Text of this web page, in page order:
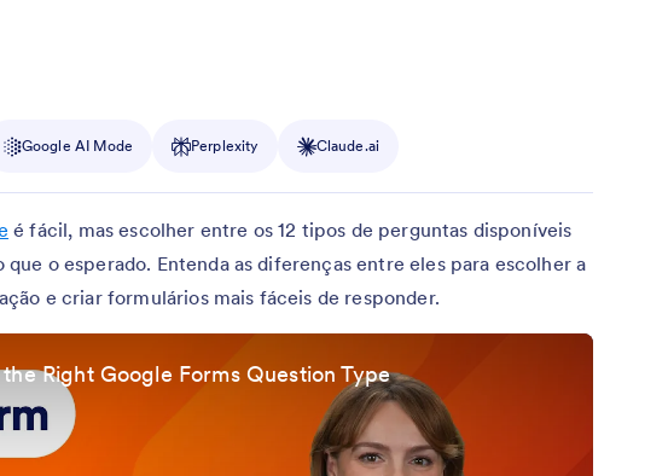
Google AI Mode Perplexity Claude.ai
é fácil, mas escolher entre os 12 tipos de perguntas disponíveis
o esperado. Entenda as diferenças entre eles para escolher a
e criar formulários mais fáceis de responder.
Right Google Forms Question Type